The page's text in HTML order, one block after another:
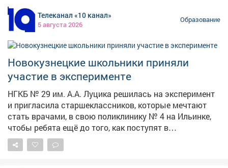
одиннадцатиклассников», - сообщила министр
образования Софья Балакирева. Также редакция
уточняла, всем ли желающим девятиклассникам
хватило мест в 10-ый класс - некоторые школы
отказывали предоставлять место в 10-м классе,
поскольку его просто не было. Власти ответили, что
все, кто хотел, пошли учиться в десятый класс, таких
учеников было 11 421. После окончания девятого
класса в техникумы и колледжи ушли 22 708 детей.
Фото: magnific.com
Телеканал «10 канал»
5 августа 2026
Образование
Новокузнецкие школьники приняли
участие в эксперименте
НГКБ № 29 им. А.А. Луцика решилась на эксперимент
и пригласила старшеклассников, которые мечтают
стать врачами, в свою поликлинику № 4 на Ильинке,
чтобы ребята ещё до того, как поступят в
медицинские колледжи и вузы, смогли примерить на
себя белые халаты - в прямом и переносном смысле.